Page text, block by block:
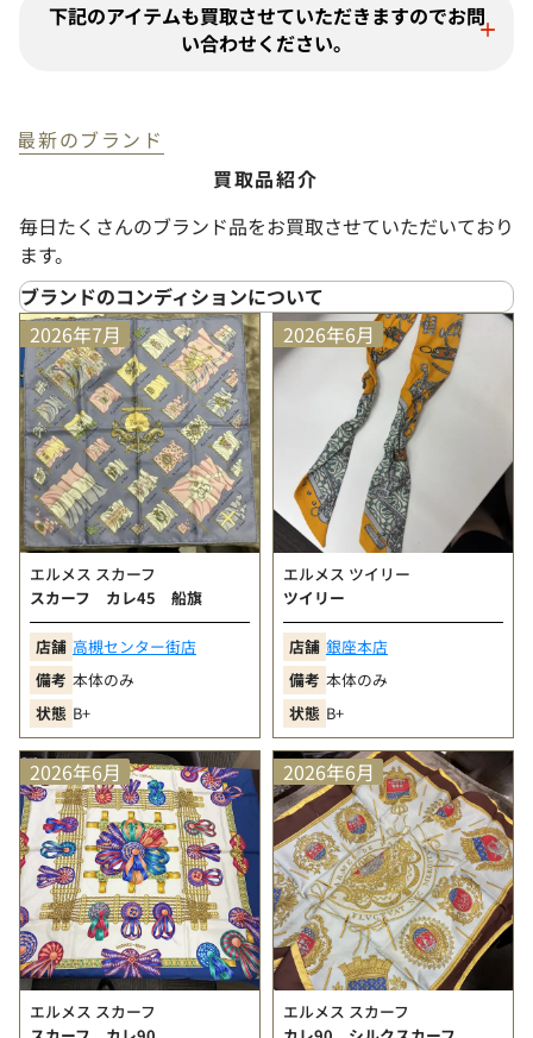
下記のアイテムも買取させていただきますのでお問
い合わせください。
最新のブランド
買取品紹介
毎日たくさんのブランド品をお買取させていただいており
ます。
ブランドのコンディションについて
SS（新品未使用）
プライスタグや化粧箱などが付属しており、未使用品
と判断できる大変状態の良い商品
S （未使用に近い）
使用された形跡がほとんど見られない大変状態の良い
商品
A+（非常にきれい）
数回程度の使用感は見られるが、新品に近い印象を保
った状態の良い商品
A （きれい）
少々の使用感は見受けられるが、全体として状態の良
い商品
B+（ややきれい）
目立ちにくい擦れや小傷などは見られるが、比較的良
好な状態の商品
B （使用感あり）
角擦れ、汚れ、小傷、型崩れなど使用感が見られる商
品
2026年7月
エルメス スカーフ
スカーフ カレ45 船旗
店舗 高槻センター街店
備考 本体のみ
状態 B+
2026年6月
エルメス ツイリー
ツイリー
店舗 銀座本店
備考 本体のみ
状態 B+
2026年6月
エルメス スカーフ
2026年6月
エルメス スカーフ